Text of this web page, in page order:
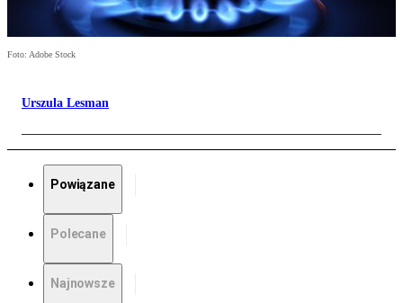
Foto: Adobe Stock
Urszula Lesman
Powiązane
Polecane
Najnowsze